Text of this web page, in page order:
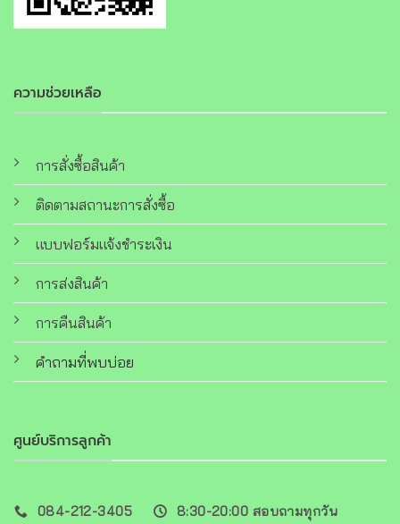
ความช่วยเหลือ
การสั่งซื้อสินค้า
ติดตามสถานะการสั่งซื้อ
แบบฟอร์มแจ้งชำระเงิน
การส่งสินค้า
การคืนสินค้า
คำถามที่พบบ่อย
ศูนย์บริการลูกค้า
084-212-3405 8:30-20:00 สอบถามทุกวัน